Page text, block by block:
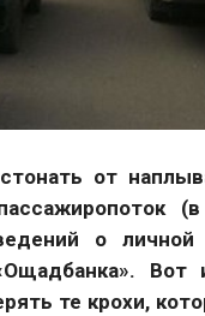
от
о личной
Вот
те крохи,